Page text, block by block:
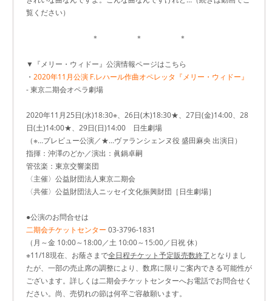
覧ください）
＊ ＊ ＊
▼『メリー・ウィドー』公演情報ページはこちら
・ 2020年11月公演 F.レハール作曲オペレッタ『メリー・ウィドー』
- 東京二期会オペラ劇場
2020年11月25日(水)18:30※、26日(木)18:30★、27日(金)14:00、28
日(土)14:00★、29日(日)14:00 日生劇場
（※…プレビュー公演／★…ヴァランシェンヌ役 盛田麻央 出演日）
指揮：沖澤のどか／演出：眞鍋卓嗣
管弦楽：東京交響楽団
〈主催〉公益財団法人東京二期会
〈共催〉公益財団法人ニッセイ文化振興財団［日生劇場］
●公演のお問合せは
二期会チケットセンター 03-3796-1831
（月～金 10:00～18:00／土 10:00～15:00／日祝 休）
※11/18現在、お蔭さまで全日程チケット予定販売数終了 となりまし
たが、一部の売止席の調整により、数席に限りご案内できる可能性が
ございます。詳しくは二期会チケットセンターへお電話でお問合せく
ださい。尚、売切れの節は何卒ご容赦願います。